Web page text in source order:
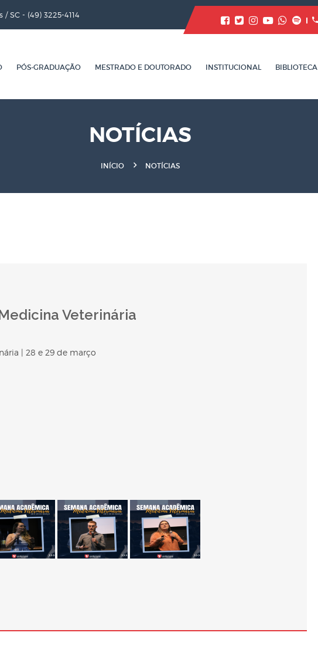
/ SC - (49) 3225-4114
PÓS-GRADUAÇÃO MESTRADO E DOUTORADO INSTITUCIONAL BIBLIOTECA
NOTÍCIAS
INÍCIO NOTÍCIAS
Veterinária
| 28 e 29 de março